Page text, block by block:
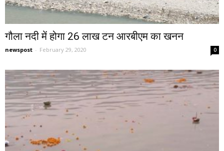
गौला नदी में होगा 26 लाख टन आरबीएम का खनन
newspost - February 29, 2020 0